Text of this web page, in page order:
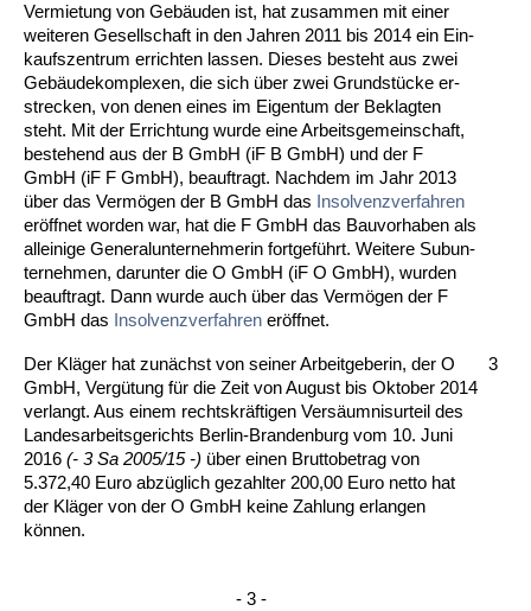
Ver­mie­tung von Gebäuden ist, hat zu­sam­men mit ei­ner
wei­te­ren Ge­sell­schaft in den Jah­ren 2011 bis 2014 ein Ein­
kaufs­zen­trum er­rich­ten las­sen. Die­ses be­steht aus zwei
Gebäude­kom­ple­xen, die sich über zwei Grundstücke er­
stre­cken, von de­nen ei­nes im Ei­gen­tum der Be­klag­ten
steht. Mit der Er­rich­tung wur­de ei­ne Ar­beits­ge­mein­schaft,
be­ste­hend aus der B GmbH (iF B GmbH) und der F
GmbH (iF F GmbH), be­auf­tragt. Nach­dem im Jahr 2013
über das Vermögen der B GmbH das In­sol­venz­ver­fah­ren
eröff­net wor­den war, hat die F GmbH das Bau­vor­ha­ben als
al­lei­ni­ge Ge­ne­ral­un­ter­neh­me­rin fort­geführt. Wei­te­re Su­bun­
ter­neh­men, dar­un­ter die O GmbH (iF O GmbH), wur­den
be­auf­tragt. Dann wur­de auch über das Vermögen der F
GmbH das In­sol­venz­ver­fah­ren eröff­net.
Der Kläger hat zunächst von sei­ner Ar­beit­ge­be­rin, der O
GmbH, Vergü­tung für die Zeit von Au­gust bis Ok­to­ber 2014
ver­langt. Aus ei­nem rechts­kräfti­gen Versäum­nis­ur­teil des
Lan­des­ar­beits­ge­richts Ber­lin-Bran­den­burg vom 10. Ju­ni
2016 (- 3 Sa 2005/15 -) über ei­nen Brut­to­be­trag von
5.372,40 Eu­ro ab­züglich ge­zahl­ter 200,00 Eu­ro net­to hat
der Kläger von der O GmbH kei­ne Zah­lung er­lan­gen
können.
- 3 -
3